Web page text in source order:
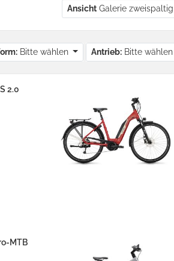
Ansicht Galerie zweispaltig
Bitte wählen Antrieb: Bitte wählen
2.0
MTB